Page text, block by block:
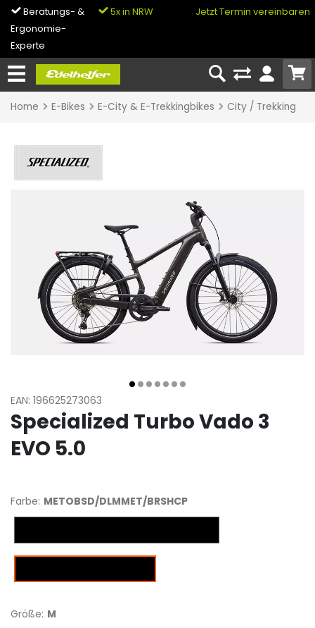
Beratungs- &
Ergonomie-
Experte
5x in NRW
0% Finanzierung
Jetzt Termin vereinbaren
Home E-Bikes E-City & E-Trekkingbikes City / Trekking
EAN: 196625273063
Specialized Turbo Vado 3
EVO 5.0
Farbe: METOBSD/DLMMET/BRSHCP
Größe: M